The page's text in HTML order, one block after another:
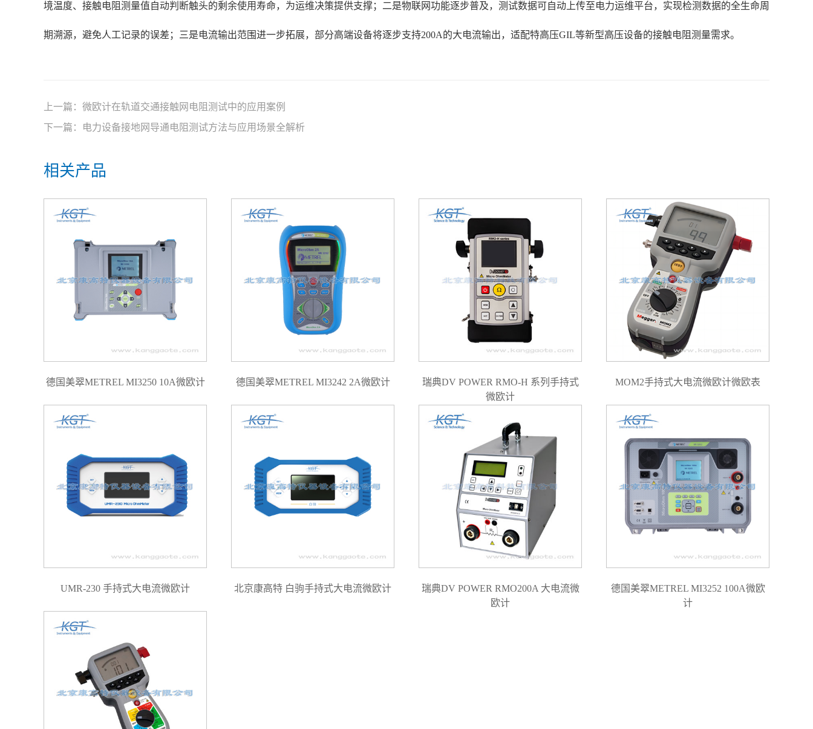
境温度、接触电阻测量值自动判断触头的剩余使用寿命，为运维决策提供支撑；二是物联网功能逐步普及，测试数据可自动上传至电力运维平台，实现检测数据的全生命周
期溯源，避免人工记录的误差；三是电流输出范围进一步拓展，部分高端设备将逐步支持200A的大电流输出，适配特高压GIL等新型高压设备的接触电阻测量需求。
上一篇： 微欧计在轨道交通接触网电阻测试中的应用案例
下一篇：
电力设备接地网导通电阻测试方法与应用场景全解析
相关产品
德国美翠METREL MI3250 10A微欧计 德国美翠METREL MI3242 2A微欧计
瑞典DV POWER RMO-H 系列手持式
微欧计
MOM2手持式大电流微欧计微欧表
UMR-230 手持式大电流微欧计 北京康高特 白驹手持式大电流微欧计
瑞典DV POWER RMO200A 大电流微
欧计
德国美翠METREL MI3252 100A微欧
计